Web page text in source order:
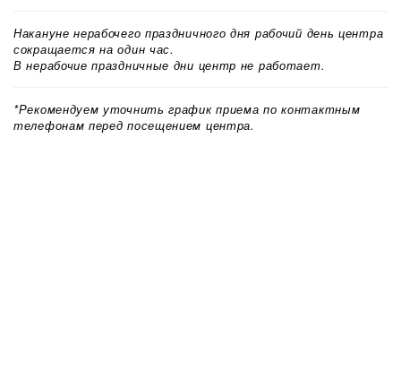
Накануне нерабочего праздничного дня рабочий день центра
сокращается на один час.
В нерабочие праздничные дни центр не работает.
*Рекомендуем уточнить график приема по контактным
телефонам перед посещением центра.